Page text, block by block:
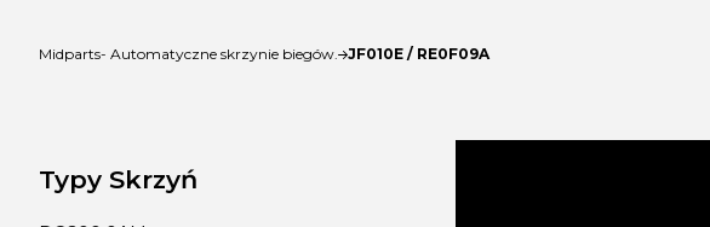
Midparts- Automatyczne skrzynie biegów. JF010E / RE0F09A
Typy Skrzyń